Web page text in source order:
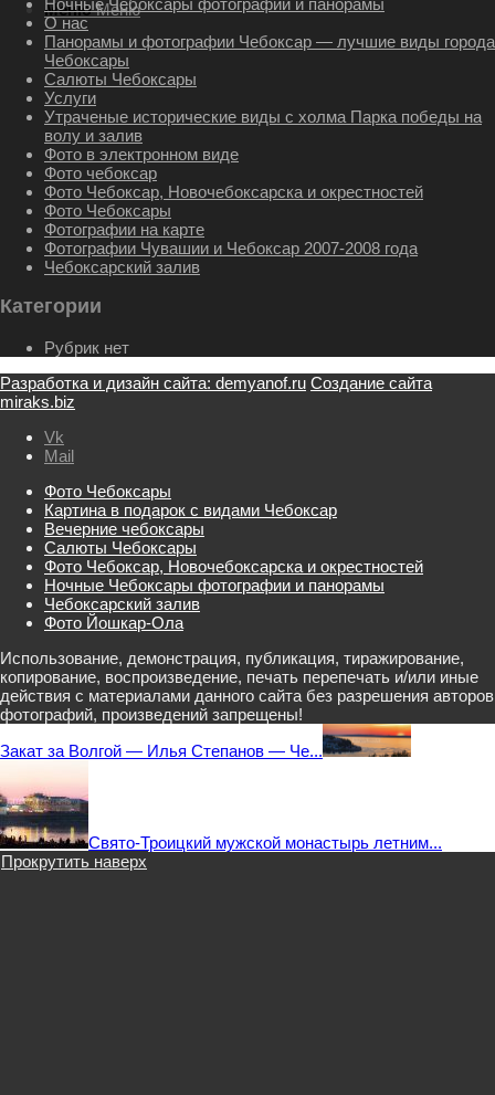
Меню Меню
О нас
Панорамы и фотографии Чебоксар — лучшие виды города
Чебоксары
Салюты Чебоксары
Услуги
Утраченые исторические виды с холма Парка победы на
волу и залив
Фото в электронном виде
Фото чебоксар
Фото Чебоксар, Новочебоксарска и окрестностей
Фото Чебоксары
Фотографии на карте
Фотографии Чувашии и Чебоксар 2007-2008 года
Чебоксарский залив
Категории
Рубрик нет
Разработка и дизайн сайта: demyanof.ru Создание сайта
miraks.biz
Vk
Mail
Фото Чебоксары
Картина в подарок с видами Чебоксар
Вечерние чебоксары
Салюты Чебоксары
Фото Чебоксар, Новочебоксарска и окрестностей
Ночные Чебоксары фотографии и панорамы
Чебоксарский залив
Фото Йошкар-Ола
Использование, демонстрация, публикация, тиражирование,
копирование, воспроизведение, печать перепечать и/или иные
действия с материалами данного сайта без разрешения авторов
фотографий, произведений запрещены!
Закат за Волгой — Илья Степанов — Че...
Свято-Троицкий мужской монастырь летним...
Прокрутить наверх